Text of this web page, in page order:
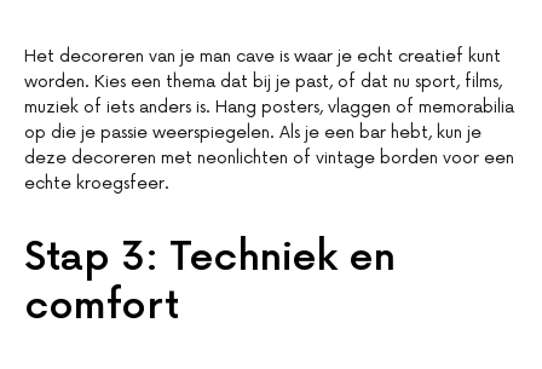
Het decoreren van je man cave is waar je echt creatief kunt
worden. Kies een thema dat bij je past, of dat nu sport, films,
muziek of iets anders is. Hang posters, vlaggen of memorabilia
op die je passie weerspiegelen. Als je een bar hebt, kun je
deze decoreren met neonlichten of vintage borden voor een
echte kroegsfeer.
Stap 3: Techniek en
comfort